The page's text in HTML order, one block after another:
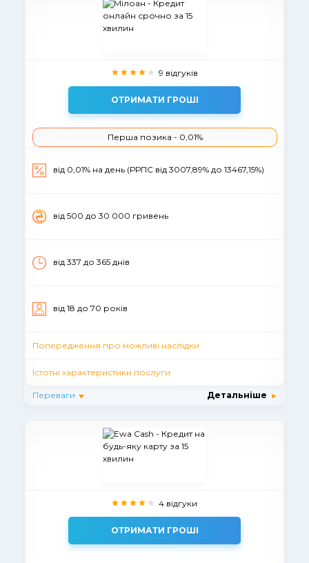
9 відгуків
ОТРИМАТИ ГРОШІ
Перша позика - 0,01%
від 0,01% на день (РРПС від 3007,89% до 13467,15%)
вiд 500 до 30 000 гривень
від 337 до 365 днiв
вiд 18 до 70 рокiв
Попередження про можливі наслідки
Істотні характеристики послуги
Переваги Детальніше
4 відгуки
ОТРИМАТИ ГРОШІ